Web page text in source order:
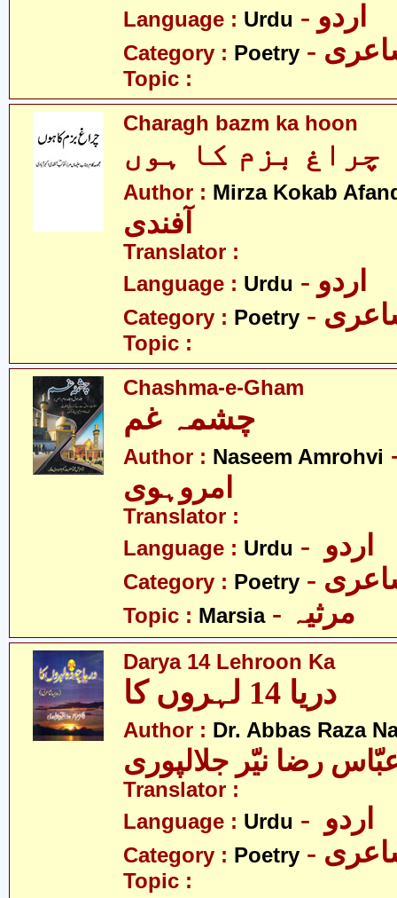
Language : Urdu - اردو
Category : Poetry
Topic :
Charagh bazm ka hoon
چراغ بزم کا ہوں
Author : Mirza Kokab
آفندی
Translator :
Language : Urdu - اردو
Category : Poetry
Topic :
Chashma-e-Gham
Author : Naseem Amrohvi
امروہوی
Translator :
Language : Urdu
Category : Poetry
Topic : Marsia
Darya 14 Lehroon Ka
دریا 14 لہروں کا
Author : Dr. Abbas Raza
رضا نیّر جلالپوری
Translator :
Language : Urdu
Category : Poetry
Topic :